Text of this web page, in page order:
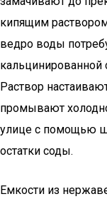
кипящим
ведро воды
кальцинированной
Раствор
промывают
улице с помощью
остатки соды.
Емкости из